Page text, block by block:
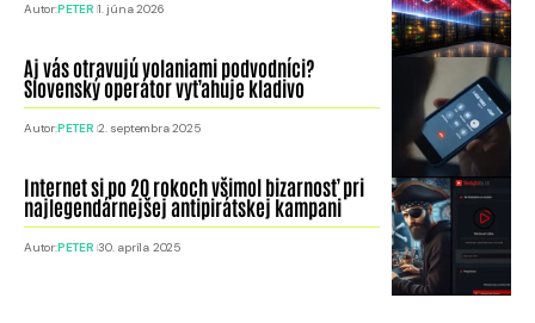
Autor:PETER 1. júna 2026
Aj vás otravujú volaniami podvodníci?
Slovenský operátor vyťahuje kladivo
Autor:PETER 2. septembra 2025
Internet si po 20 rokoch všimol bizarnosť pri
najlegendárnejšej antipirátskej kampani
Autor:PETER 30. apríla 2025